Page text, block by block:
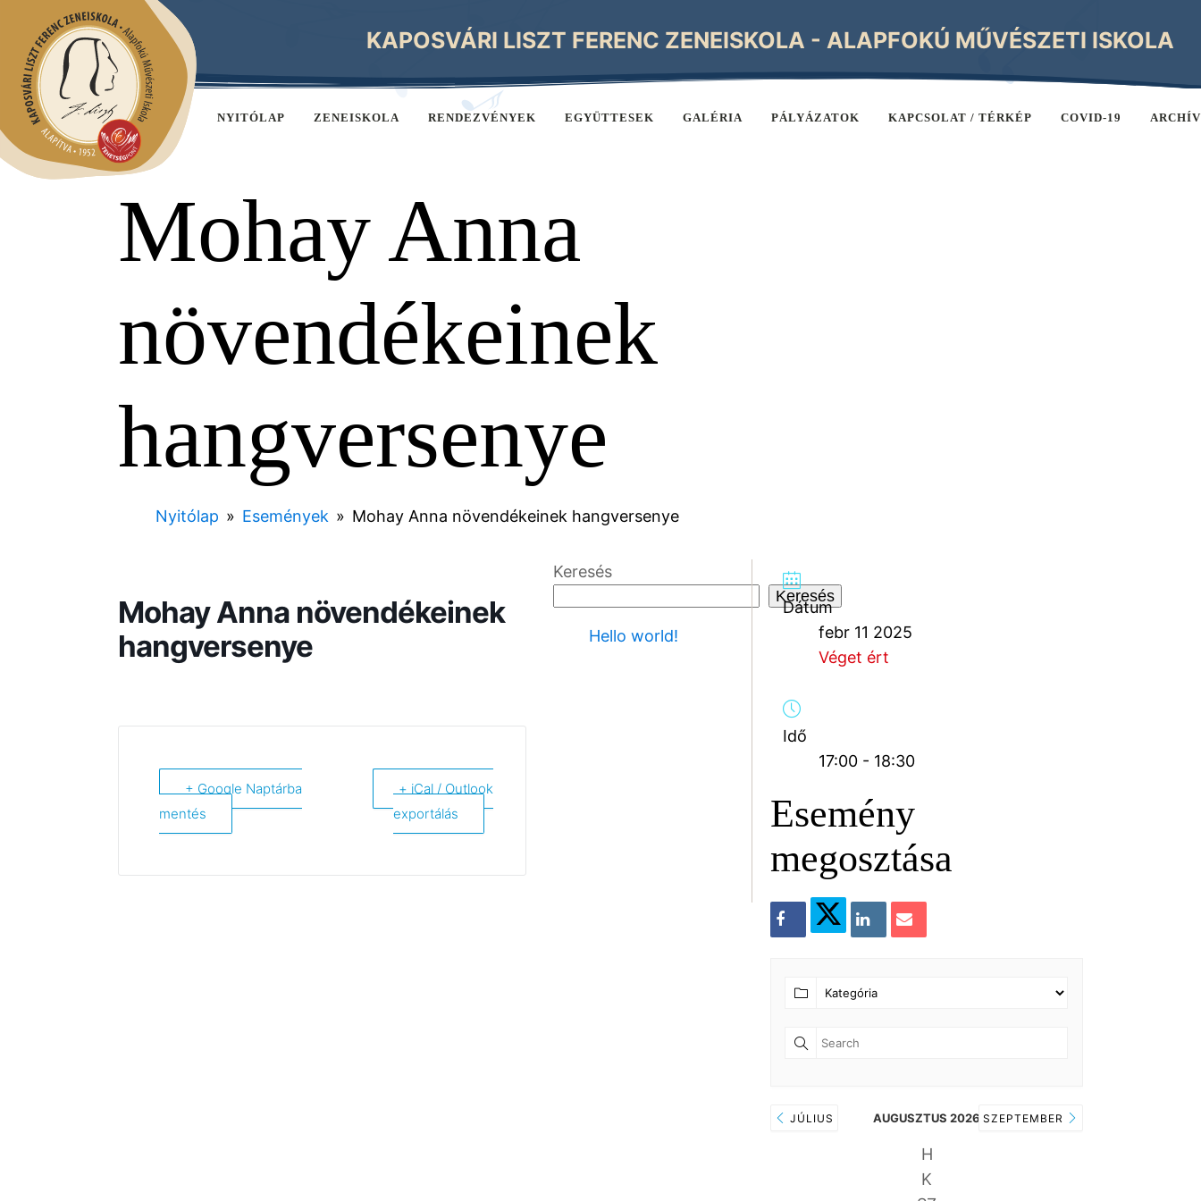
KAPOSVÁRI LISZT FERENC ZENEISKOLA - ALAPFOKÚ MŰVÉSZETI ISKOLA
NYITÓLAP ZENEISKOLA RENDEZVÉNYEK EGYÜTTESEK GALÉRIA PÁLYÁZATOK KAPCSOLAT / TÉRKÉP COVID-19
Mohay Anna
növendékeinek
hangversenye
Nyitólap » Események » Mohay Anna növendékeinek hangversenye
Mohay Anna növendékeinek
hangversenye
+ Google Naptárba
mentés
+ iCal / Outlook
exportálás
Keresés
Keresés
Hello world!
Dátum
febr 11 2025
Véget ért
Idő
17:00 - 18:30
Esemény
megosztása
JÚLIUS AUGUSZTUS 2026 SZEPTEMBER
H
K